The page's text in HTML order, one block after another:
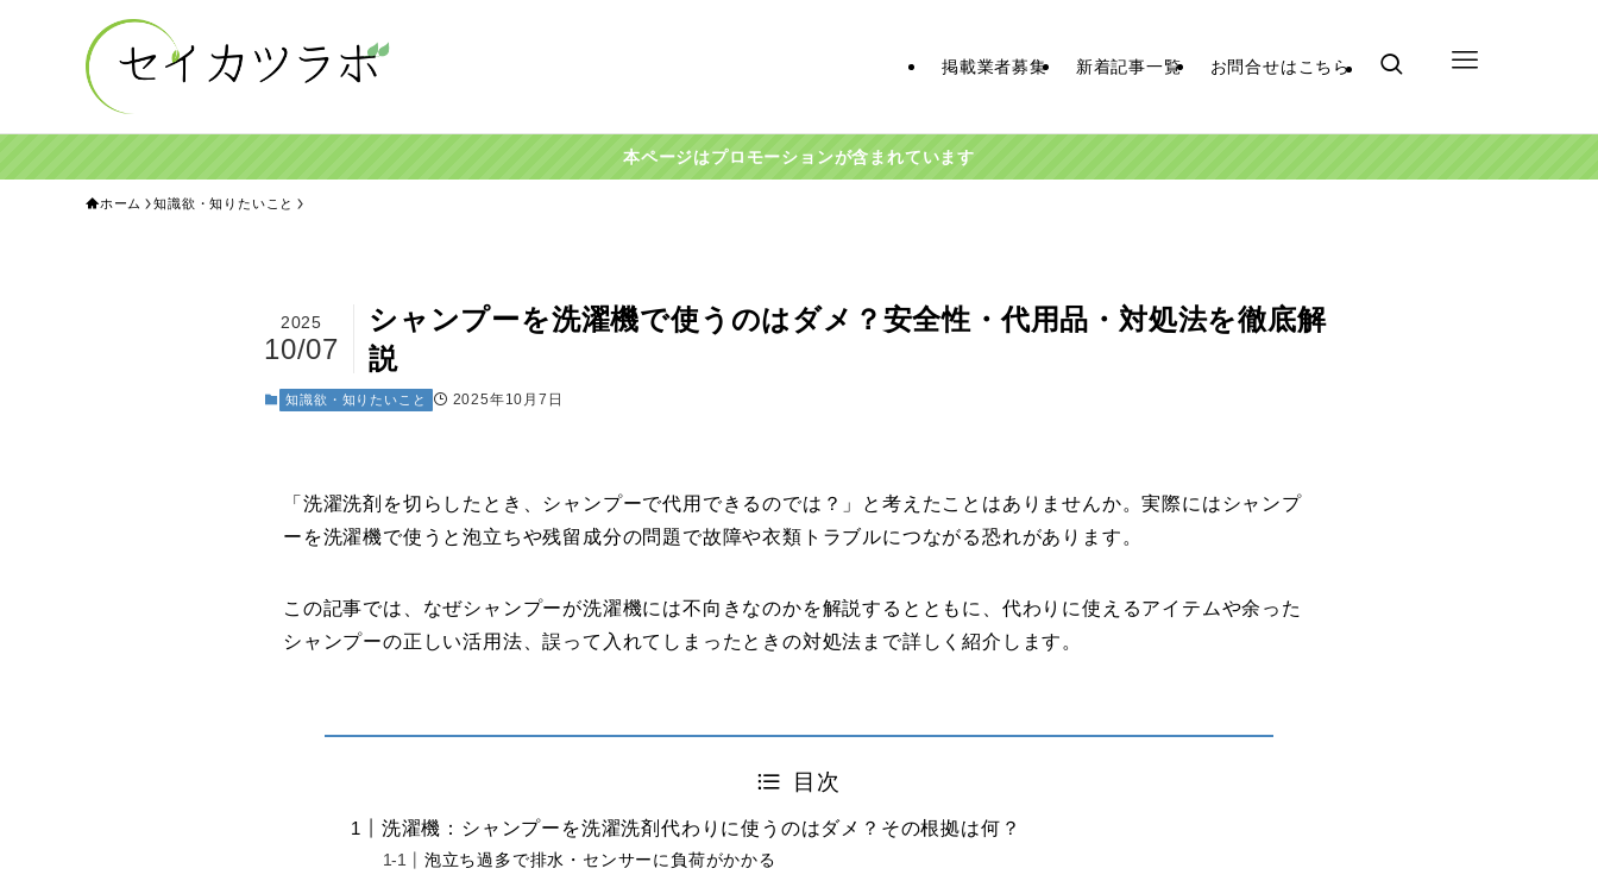
掲載業者募集 新着記事一覧 お問合せはこちら
本ページはプロモーションが含まれています
ホーム 知識欲・知りたいこと
シャンプーを洗濯機で使うのはダメ？安全性・代用品・対処法を徹底解
説
2025
10/07
知識欲・知りたいこと 2025年10月7日
「洗濯洗剤を切らしたとき、シャンプーで代用できるのでは？」と考えたことはありませんか。実際にはシャンプ
ーを洗濯機で使うと泡立ちや残留成分の問題で故障や衣類トラブルにつながる恐れがあります。
この記事では、なぜシャンプーが洗濯機には不向きなのかを解説するとともに、代わりに使えるアイテムや余った
シャンプーの正しい活用法、誤って入れてしまったときの対処法まで詳しく紹介します。
目次
洗濯機：シャンプーを洗濯洗剤代わりに使うのはダメ？その根拠は何？
泡立ち過多で排水・センサーに負荷がかかる